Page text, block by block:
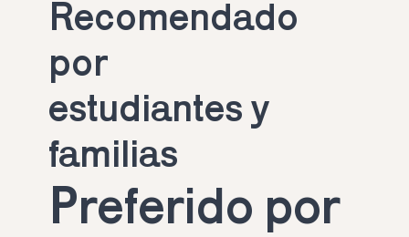
Recomendado
por
estudiantes y
familias
Preferido por